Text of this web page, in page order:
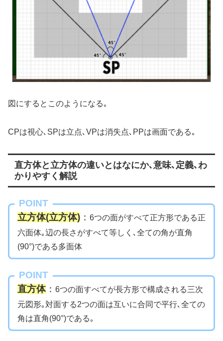
図にするとこのようになる｡
CPは視心､SPは立点､VPは消失点､PPは画面である｡
直方体と立方体の違いとはなにか､意味､定義､わ
かりやすく解説
POINT
立方体(立方体) ： 6つの面がすべて正方形である正
六面体｡辺の長さがすべて等しく､全ての角が直角
(90°)である多面体
POINT
直方体： 6つの面すべてが長方形で構成される三次
元図形｡対面する2つの面は互いに合同で平行､全ての
角は直角(90°)である｡